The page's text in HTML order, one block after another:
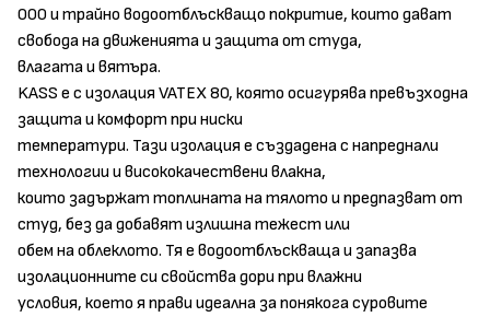
000 и трайно водоотблъскващо покритие, които дават
свобода на движенията и защита от студа,
влагата и вятъра.
KASS е с изолация VATEX 80, която осигурява превъзходна
защита и комфорт при ниски
температури. Тази изолация е създадена с напреднали
технологии и висококачествени влакна,
които задържат топлината на тялото и предпазват от
студ, без да добавят излишна тежест или
обем на облеклото. Тя е водоотблъскваща и запазва
изолационните си свойства дори при влажни
условия, което я прави идеална за понякога суровите